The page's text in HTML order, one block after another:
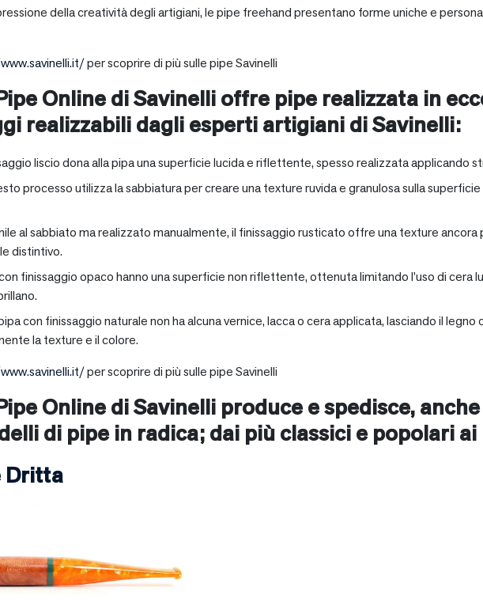
della creatività degli artigiani, le pipe freehand presentano forme uniche e
per scoprire di più sulle pipe Savinelli
Online di Savinelli offre pipe realizzata in
realizzabili dagli esperti artigiani di Savinelli:
liscio dona alla pipa una superficie lucida e riflettente, spesso realizzata applicando
processo utilizza la sabbiatura per creare una texture ruvida e granulosa sulla
al sabbiato ma realizzato manualmente, il finissaggio rusticato offre una texture ancora
distintivo.
finissaggio opaco hanno una superficie non riflettente, ottenuta limitando l’uso di cera
con finissaggio naturale non ha alcuna vernice, lacca o cera applicata, lasciando il
la texture e il colore.
per scoprire di più sulle pipe Savinelli
Online di Savinelli produce e spedisce,
di pipe in radica; dai più classici e popolari
Dritta